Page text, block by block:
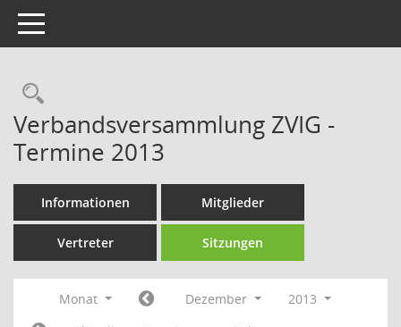
Toggle navigation
Rechercheauswahl
Verbandsversammlung ZVIG -
Termine 2013
Informationen Mitglieder
Vertreter Sitzungen
Monat Dezember
2013